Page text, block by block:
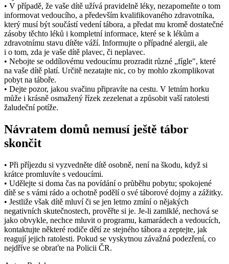
• V případě, že vaše dítě užívá pravidelně léky, nezapomeňte o tom
informovat vedoucího, a především kvalifikovaného zdravotníka,
který musí být součástí vedení tábora, a předat mu kromě dostatečné
zásoby těchto léků i kompletní informace, které se k lékům a
zdravotnímu stavu dítěte váží. Informujte o případné alergii, ale
i o tom, zda je vaše dítě plavec, či neplavec.
• Nebojte se oddílovému vedoucímu prozradit různé „fígle", které
na vaše dítě platí. Určitě nezatajte nic, co by mohlo zkomplikovat
pobyt na táboře.
• Dejte pozor, jakou svačinu připravíte na cestu. V letním horku
může i krásně osmažený řízek zezelenat a způsobit vaší ratolesti
žaludeční potíže.
Návratem domů nemusí ještě tábor
skončit
• Při příjezdu si vyzvedněte dítě osobně, není na škodu, když si
krátce promluvíte s vedoucími.
• Udělejte si doma čas na povídání o průběhu pobytu; spokojené
dítě se s vámi rádo a ochotně podělí o své táborové dojmy a zážitky.
• Jestliže však dítě mluví či se jen letmo zmíní o nějakých
negativních skutečnostech, prověřte si je. Je-li zamlklé, nechová se
jako obvykle, nechce mluvit o programu, kamarádech a vedoucích,
kontaktujte některé rodiče dětí ze stejného tábora a zeptejte, jak
reagují jejich ratolesti. Pokud se vyskytnou závažná podezření, co
nejdříve se obraťte na Policii ČR.